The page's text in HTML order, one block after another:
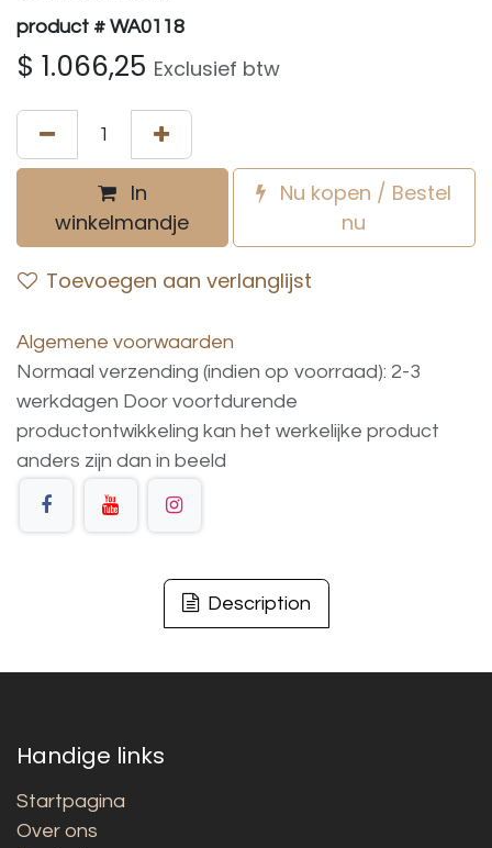
product # WA0118
$ 1.066,25 Exclusief btw
In
winkelmandje
Nu kopen / Bestel
nu
Toevoegen aan verlanglijst
Algemene voorwaarden
Normaal verzending (indien op voorraad): 2-3
werkdagen Door voortdurende
productontwikkeling kan het werkelijke product
anders zijn dan in beeld
Description
Handige links
Startpagina
Over ons